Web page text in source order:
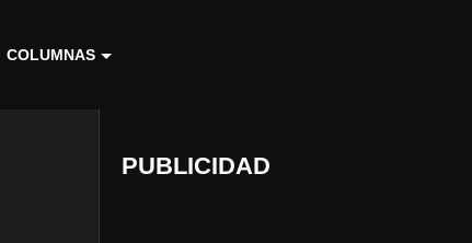
COLUMNAS
PUBLICIDAD